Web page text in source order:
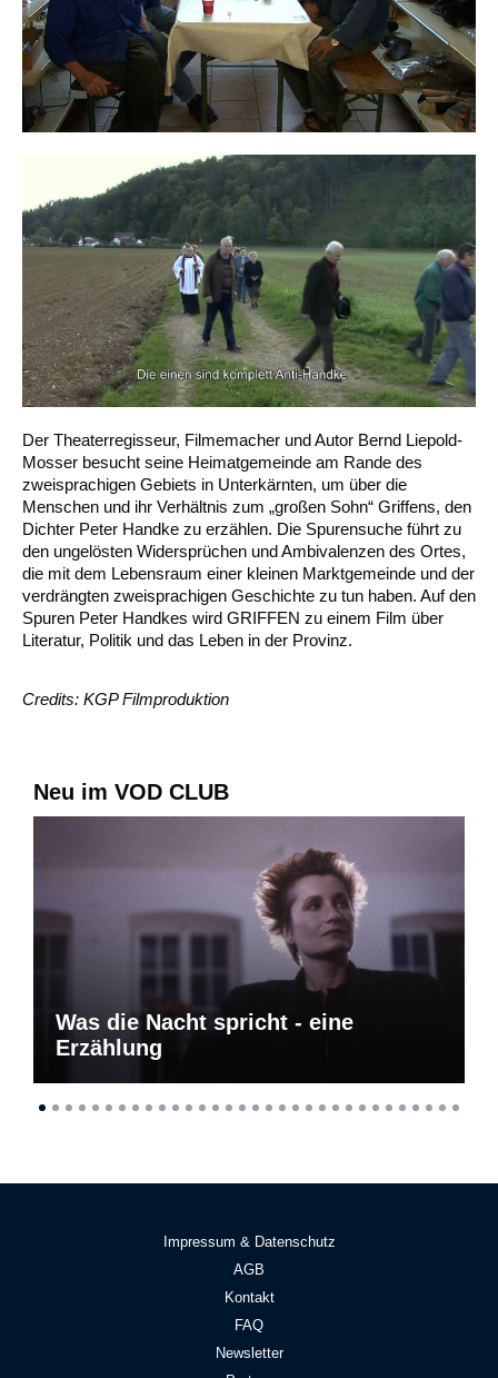
Der Theaterregisseur, Filmemacher und Autor Bernd Liepold-
Mosser besucht seine Heimatgemeinde am Rande des
zweisprachigen Gebiets in Unterkärnten, um über die
Menschen und ihr Verhältnis zum „großen Sohn“ Griffens, den
Dichter Peter Handke zu erzählen. Die Spurensuche führt zu
den ungelösten Widersprüchen und Ambivalenzen des Ortes,
die mit dem Lebensraum einer kleinen Marktgemeinde und der
verdrängten zweisprachigen Geschichte zu tun haben. Auf den
Spuren Peter Handkes wird GRIFFEN zu einem Film über
Literatur, Politik und das Leben in der Provinz.
Credits: KGP Filmproduktion
Neu im VOD CLUB
Was die Nacht spricht - eine
Erzählung
Impressum & Datenschutz
AGB
Kontakt
FAQ
Newsletter